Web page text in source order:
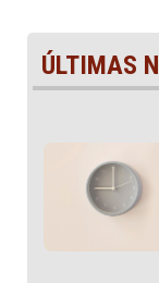
ÚLTIMAS